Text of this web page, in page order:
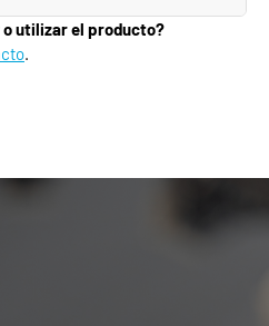
utilizar el producto?
.